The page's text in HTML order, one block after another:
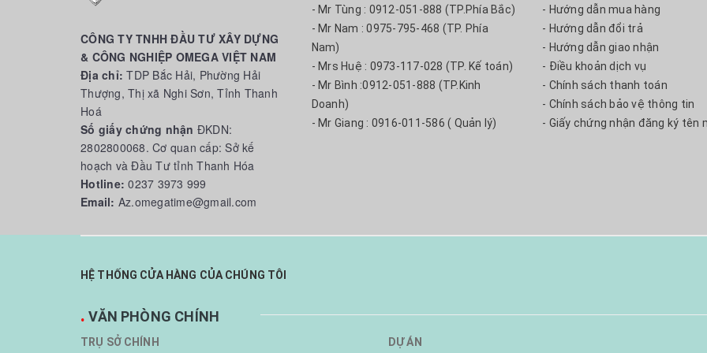
CÔNG TY TNHH ĐẦU TƯ XÂY DỰNG
& CÔNG NGHIỆP OMEGA VIỆT NAM
Địa chỉ:TDP Bắc Hải, Phường Hải
Thượng, Thị xã Nghi Sơn, Tỉnh Thanh
Hoá
Số giấy chứng nhận ĐKDN:
2802800068. Cơ quan cấp: Sở kế
hoạch và Đầu Tư tỉnh Thanh Hóa
Hotline:0237 3973 999
Email: Az.omegatime@gmail.com
- Mr Tùng : 0912-051-888 (TP.Phía Bắc)
- Mr Nam : 0975-795-468 (TP. Phía
Nam)
- Mrs Huệ : 0973-117-028 (TP. Kế toán)
- Mr Bình :0912-051-888 (TP.Kinh
Doanh)
- Mr Giang : 0916-011-586 ( Quản lý)
- Hướng dẫn mua hàng
- Hướng dẫn đổi trả
- Hướng dẫn giao nhận
- Điều khoản dịch vụ
- Chính sách thanh toán
- Chính sách bảo vệ thông tin
- Giấy chứng nhận đăng ký tên
HỆ THỐNG CỬA HÀNG CỦA CHÚNG TÔI
. VĂN PHÒNG CHÍNH
TRỤ SỞ CHÍNH DỰ ÁN